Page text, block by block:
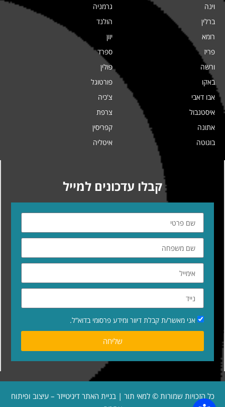
וינה
ברלין
רומא
פריז
ורשה
באקו
אבו דאבי
איסטנבול
אתונה
בוגוטה
גרמניה
הולנד
יוון
ספרד
פולין
פורטוגל
צ'כיה
צרפת
קפריסין
איטליה
קבלו עדכונים למייל
אני מאשר/ת קבלת דיוור ומידע פרסומי בדוא”ל.
שליחה
כל הזכויות שמורות © למאי תור | בניית האתר דיגיטייזר – עיצוב ופיתוח